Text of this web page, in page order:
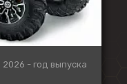
2026 - год выпуска